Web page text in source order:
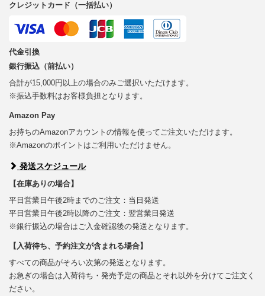
クレジットカード（一括払い）
代金引換
銀行振込（前払い）
合計が15,000円以上の場合のみご選択いただけます。
※振込手数料はお客様負担となります。
Amazon Pay
お持ちのAmazonアカウントの情報を使ってご注文いただけます。
※Amazonのポイントはご利用いただけません。
発送スケジュール
【在庫ありの場合】
平日営業日午後2時までのご注文：当日発送
平日営業日午後2時以降のご注文：翌営業日発送
※銀行振込の場合はご入金確認後の発送となります。
【入荷待ち、予約注文が含まれる場合】
すべての商品がそろい次第の発送となります。
お急ぎの場合は入荷待ち・発売予定の商品とそれ以外を分けてご注文く
ださい。